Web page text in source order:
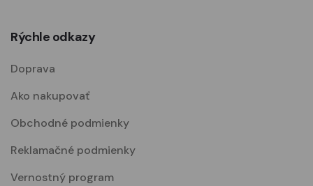
Rýchle odkazy
Doprava
Ako nakupovať
Obchodné podmienky
Reklamačné podmienky
Vernostný program